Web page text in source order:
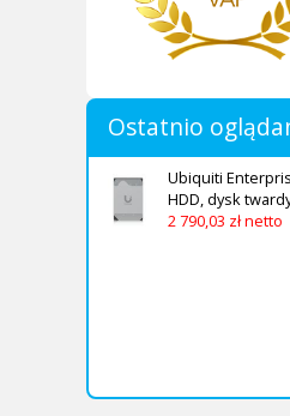
Ostatnio
Ubiquiti
HDD, dysk
2 790,03 zł netto